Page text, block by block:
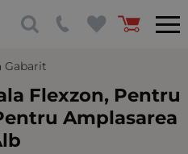
Gabarit
Flexzon, Pentru
Amplasarea